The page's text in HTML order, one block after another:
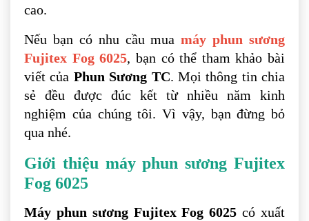
cao.
Nếu bạn có nhu cầu muamáy phun sương
Fujitex Fog 6025, bạn có thể tham khảo bài
viết của Phun Sương TC. Mọi thông tin chia
sẻ đều được đúc kết từ nhiều năm kinh
nghiệm của chúng tôi. Vì vậy, bạn đừng bỏ
qua nhé.
Giới thiệu máy phun sương Fujitex
Fog 6025
Máy phun sương Fujitex Fog 6025 có xuất